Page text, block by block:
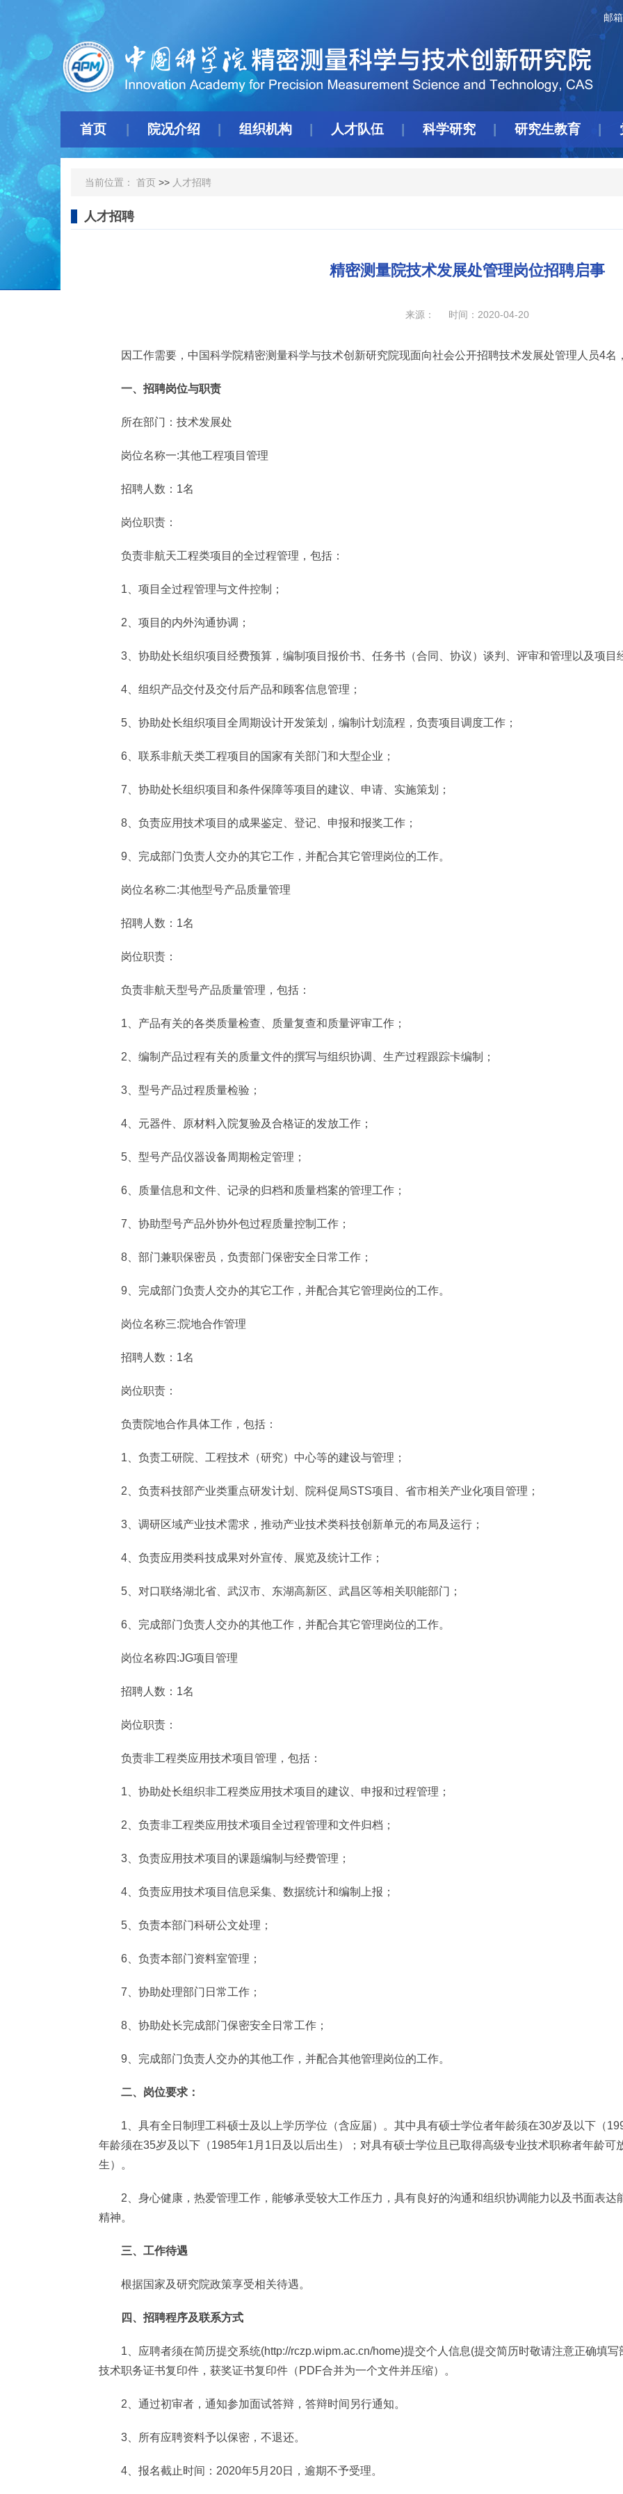
邮
首页 院况介绍 组织机构 人才队伍 科学研究 研究生教育
当前位置： 首页 >> 人才招聘
人才招聘
精密测量院技术发展处管理岗位招聘启事
来源： 时间：2020-04-20
因工作需要，中国科学院精密测量科学与技术创新研究院现面向社会公开招聘技术发展处管理人员4名
一、招聘岗位与职责
所在部门：技术发展处
岗位名称一:其他工程项目管理
招聘人数：1名
岗位职责：
负责非航天工程类项目的全过程管理，包括：
1、项目全过程管理与文件控制；
2、项目的内外沟通协调；
3、协助处长组织项目经费预算，编制项目报价书、任务书（合同、协议）谈判、评审和管理以及项目
4、组织产品交付及交付后产品和顾客信息管理；
5、协助处长组织项目全周期设计开发策划，编制计划流程，负责项目调度工作；
6、联系非航天类工程项目的国家有关部门和大型企业；
7、协助处长组织项目和条件保障等项目的建议、申请、实施策划；
8、负责应用技术项目的成果鉴定、登记、申报和报奖工作；
9、完成部门负责人交办的其它工作，并配合其它管理岗位的工作。
岗位名称二:其他型号产品质量管理
招聘人数：1名
岗位职责：
负责非航天型号产品质量管理，包括：
1、产品有关的各类质量检查、质量复查和质量评审工作；
2、编制产品过程有关的质量文件的撰写与组织协调、生产过程跟踪卡编制；
3、型号产品过程质量检验；
4、元器件、原材料入院复验及合格证的发放工作；
5、型号产品仪器设备周期检定管理；
6、质量信息和文件、记录的归档和质量档案的管理工作；
7、协助型号产品外协外包过程质量控制工作；
8、部门兼职保密员，负责部门保密安全日常工作；
9、完成部门负责人交办的其它工作，并配合其它管理岗位的工作。
岗位名称三:院地合作管理
招聘人数：1名
岗位职责：
负责院地合作具体工作，包括：
1、负责工研院、工程技术（研究）中心等的建设与管理；
2、负责科技部产业类重点研发计划、院科促局STS项目、省市相关产业化项目管理；
3、调研区域产业技术需求，推动产业技术类科技创新单元的布局及运行；
4、负责应用类科技成果对外宣传、展览及统计工作；
5、对口联络湖北省、武汉市、东湖高新区、武昌区等相关职能部门；
6、完成部门负责人交办的其他工作，并配合其它管理岗位的工作。
岗位名称四:JG项目管理
招聘人数：1名
岗位职责：
负责非工程类应用技术项目管理，包括：
1、协助处长组织非工程类应用技术项目的建议、申报和过程管理；
2、负责非工程类应用技术项目全过程管理和文件归档；
3、负责应用技术项目的课题编制与经费管理；
4、负责应用技术项目信息采集、数据统计和编制上报；
5、负责本部门科研公文处理；
6、负责本部门资料室管理；
7、协助处理部门日常工作；
8、协助处长完成部门保密安全日常工作；
9、完成部门负责人交办的其他工作，并配合其他管理岗位的工作。
二、岗位要求：
1、具有全日制理工科硕士及以上学历学位（含应届）。其中具有硕士学位者年龄须在30岁及以下（
年龄须在35岁及以下（1985年1月1日及以后出生）；对具有硕士学位且已取得高级专业技术职称者年龄可
生）。
2、身心健康，热爱管理工作，能够承受较大工作压力，具有良好的沟通和组织协调能力以及书面表达
精神。
三、工作待遇
根据国家及研究院政策享受相关待遇。
四、招聘程序及联系方式
1、应聘者须在简历提交系统(http://rczp.wipm.ac.cn/home)提交个人信息(提交简历时敬请注意正确填写
技术职务证书复印件，获奖证书复印件（PDF合并为一个文件并压缩）。
2、通过初审者，通知参加面试答辩，答辩时间另行通知。
3、所有应聘资料予以保密，不退还。
4、报名截止时间：2020年5月20日，逾期不予受理。